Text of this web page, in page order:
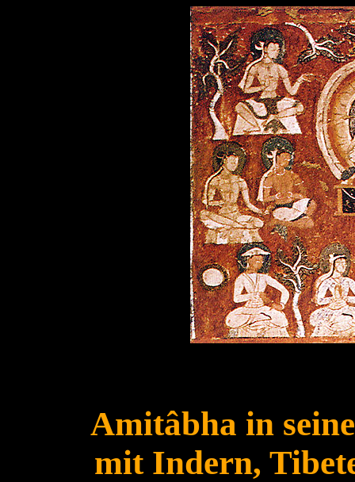
Amitâbha in
mit Indern,